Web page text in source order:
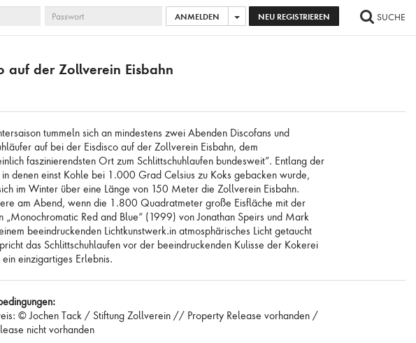
PASSWORT
ANMELDEN NEU REGISTRIEREN SUCHE
AUSWAHL ZUR ANFRAGE HINZUFÜGEN ... ALLE BILDER AUSWÄHLEN
auf der Zollverein Eisbahn
tummeln sich an mindestens zwei Abenden Discofans und
auf bei der Eisdisco auf der Zollverein Eisbahn, dem
faszinierendsten Ort zum Schlittschuhlaufen bundesweit”. Entlang der
in denen einst Kohle bei 1.000 Grad Celsius zu Koks gebacken wurde,
im Winter über eine Länge von 150 Meter die Zollverein Eisbahn.
am Abend, wenn die 1.800 Quadratmeter große Eisfläche mit der
„Monochromatic Red and Blue“ (1999) von Jonathan Speirs und Mark
beeindruckenden Lichtkunstwerk.in atmosphärisches Licht getaucht
das Schlittschuhlaufen vor der beeindruckenden Kulisse der Kokerei
einzigartiges Erlebnis.
© Jochen Tack / Stiftung Zollverein // Property Release vorhanden /
nicht vorhanden